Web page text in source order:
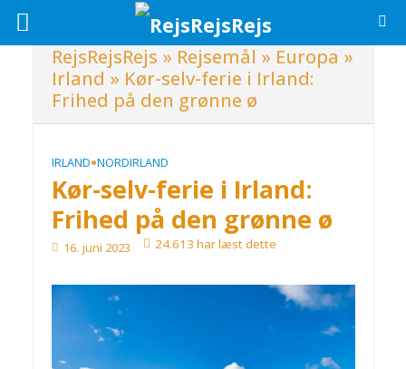
RejsRejsRejs » Rejsemål » Europa »
Irland » Kør-selv-ferie i Irland:
Frihed på den grønne ø
IRLAND•NORDIRLAND
Kør-selv-ferie i Irland:
Frihed på den grønne ø
16. juni 2023 24.613 har læst dette